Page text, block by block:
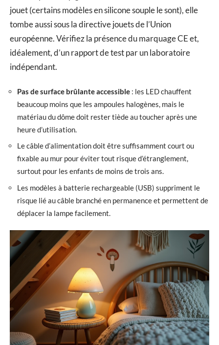
jouet (certains modèles en silicone souple le sont), elle
tombe aussi sous la directive jouets de l’Union
européenne. Vérifiez la présence du marquage CE et,
idéalement, d’un rapport de test par un laboratoire
indépendant.
Pas de surface brûlante accessible : les LED chauffent
beaucoup moins que les ampoules halogènes, mais le
matériau du dôme doit rester tiède au toucher après une
heure d’utilisation.
Le câble d’alimentation doit être suffisamment court ou
fixable au mur pour éviter tout risque d’étranglement,
surtout pour les enfants de moins de trois ans.
Les modèles à batterie rechargeable (USB) suppriment le
risque lié au câble branché en permanence et permettent de
déplacer la lampe facilement.